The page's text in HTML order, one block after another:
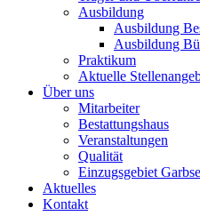
Ausbildung
Ausbildung
Ausbildung
Praktikum
Aktuelle
Über uns
Mitarbeiter
Bestattungshaus
Veranstaltungen
Qualität
Einzugsgebiet
Aktuelles
Kontakt